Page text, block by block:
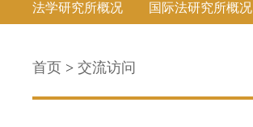
法学研究所概况 国际法研究所概况
首页 > 交流访问